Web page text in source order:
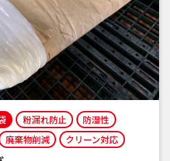
粉漏れ防止
防湿性
廃棄物削減 クリーン対応